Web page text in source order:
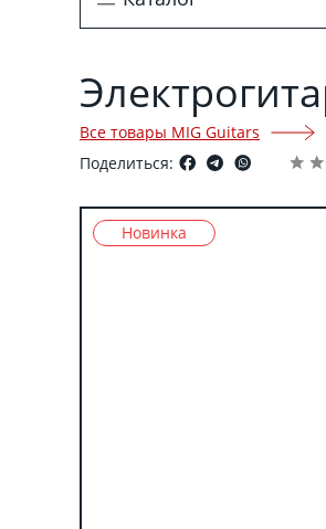
Все товары MIG Guitars
Поделиться:
Новинка